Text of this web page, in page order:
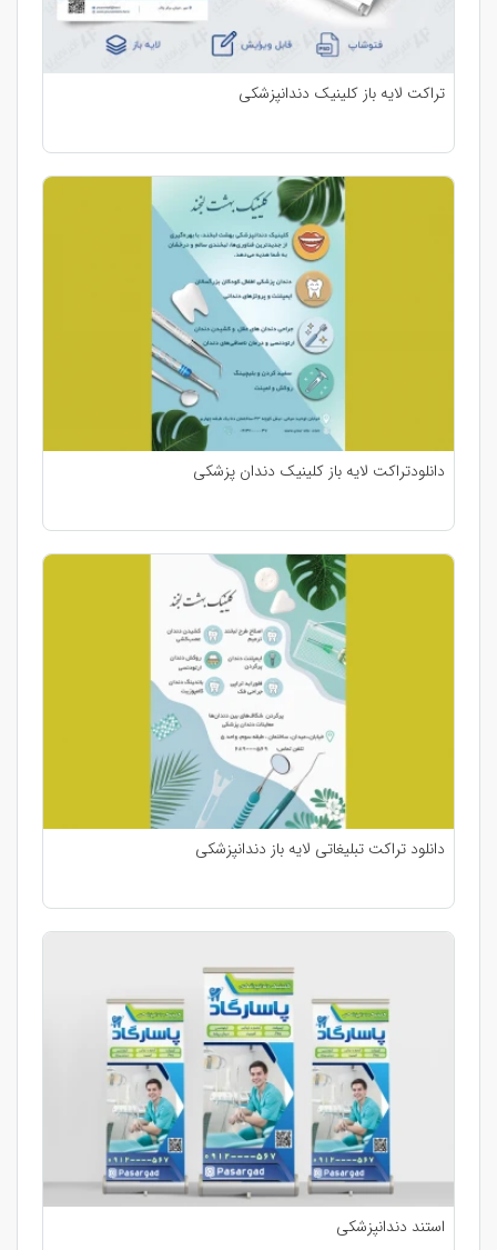
تراکت لایه باز کلینیک دندانپزشکی
دانلودتراکت لایه باز کلینیک دندان پزشکی
دانلود تراکت تبلیغاتی لایه باز دندانپزشکی
استند دندانپزشکی